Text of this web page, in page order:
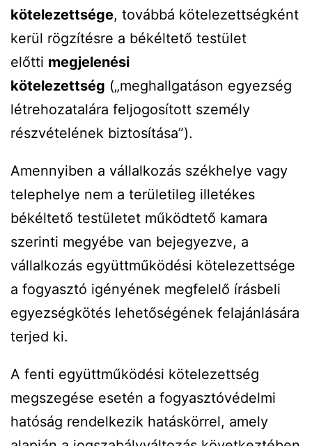
kötelezettsége, továbbá kötelezettségként
kerül rögzítésre a békéltető testület
előtti megjelenési
kötelezettség („meghallgatáson egyezség
létrehozatalára feljogosított személy
részvételének biztosítása”).
Amennyiben a vállalkozás székhelye vagy
telephelye nem a területileg illetékes
békéltető testületet működtető kamara
szerinti megyébe van bejegyezve, a
vállalkozás együttműködési kötelezettsége
a fogyasztó igényének megfelelő írásbeli
egyezségkötés lehetőségének felajánlására
terjed ki.
A fenti együttműködési kötelezettség
megszegése esetén a fogyasztóvédelmi
hatóság rendelkezik hatáskörrel, amely